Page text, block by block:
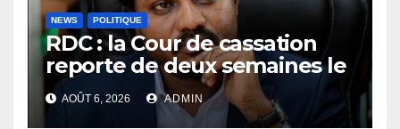
NEWS POLITIQUE
RDC : la Cour de cassation
reporte de deux semaines le
procès Frivao
AOÛT 6, 2026 ADMIN